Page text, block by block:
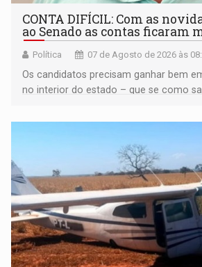
CONTA DIFÍCIL: Com as
ao Senado as contas ficaram
Política 07 de Agosto de 2026 às
Os candidatos precisam ganhar bem
no interior do estado – que se como
garantir